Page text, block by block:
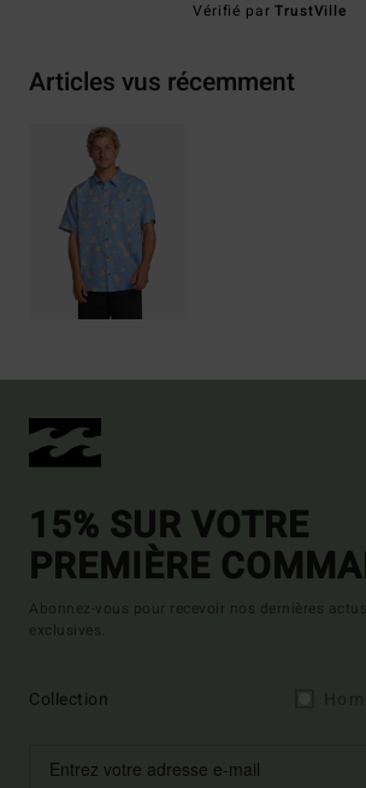
Vérifié parTrustVille
Articles vus récemment
15% SUR VOTRE
PREMIÈRE
Abonnez-vous pour recevoir nos dernières
exclusives.
Collection